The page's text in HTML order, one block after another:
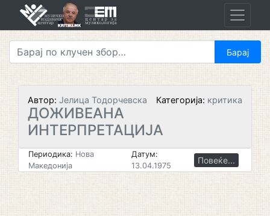
Автор: Јелица Тодорчевска Категорија: критика
ДОЖИВЕАНА
ИНТЕРПРЕТАЦИЈА
Периодика: Нова
Македонија
Датум:
13.04.1975
Повеќе...